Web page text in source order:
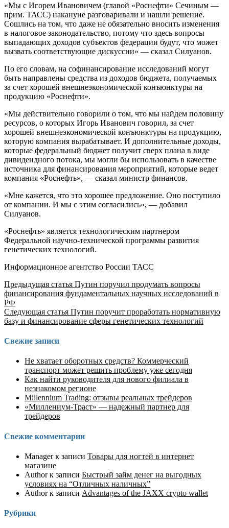
«Мы с Игорем Ивановичем (главой «Роснефти» Сечиным —
прим. ТАСС) накануне разговаривали и нашли решение.
Сошлись на том, что даже не обязательно вносить изменения
в налоговое законодательство, потому что здесь вопросы
выпадающих доходов субъектов федерации будут, что может
вызвать соответствующие дискуссии» — сказал Силуанов.
По его словам, на софинансирование исследований могут
быть направлены средства из доходов бюджета, получаемых
за счет хорошей внешнеэкономической конъюнктуры на
продукцию «Роснефти».
«Мы действительно говорили о том, что мы найдем половину
ресурсов, о которых Игорь Иванович говорил, за счет
хорошей внешнеэкономической конъюнктуры на продукцию,
которую компания вырабатывает. И дополнительные доходы,
которые федеральный бюджет получит сверх плана в виде
дивидендного потока, мы могли бы использовать в качестве
источника для финансирования мероприятий, которые ведет
компания «Роснефть», — сказал министр финансов.
«Мне кажется, что это хорошее предложение. Оно поступило
от компании. И мы с этим согласились», — добавил
Силуанов.
«Роснефть» является технологическим партнером
Федеральной научно-технической программы развития
генетических технологий.
Информационное агентство России ТАСС
Продолжить
чтение
Предыдущая статья Путин поручил продумать вопросы
финансирования фундаментальных научных исследований в
РФ
Следующая статья Путин поручит проработать нормативную
базу и финансирование сферы генетических технологий
Свежие записи
Не хватает оборотных средств? Коммерческий
транспорт может решить проблему уже сегодня
Как найти руководителя для нового филиала в
незнакомом регионе
Millennium Trading: отзывы реальных трейдеров
«Миллениум-Траст» — надежный партнер для
трейдеров
Свежие комментарии
Managerк записи Товары для ногтей в интернет
магазине
Authorк записи Быстрый займ денег на выгодных
условиях на “Отличных наличных”
Authorк записи Advantages of the JAXX crypto wallet
Рубрики